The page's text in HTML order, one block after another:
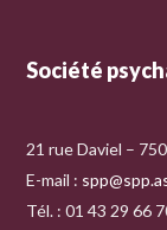
Société
21 rue Daviel –
E-mail :
Tél. : 01 43 29 66